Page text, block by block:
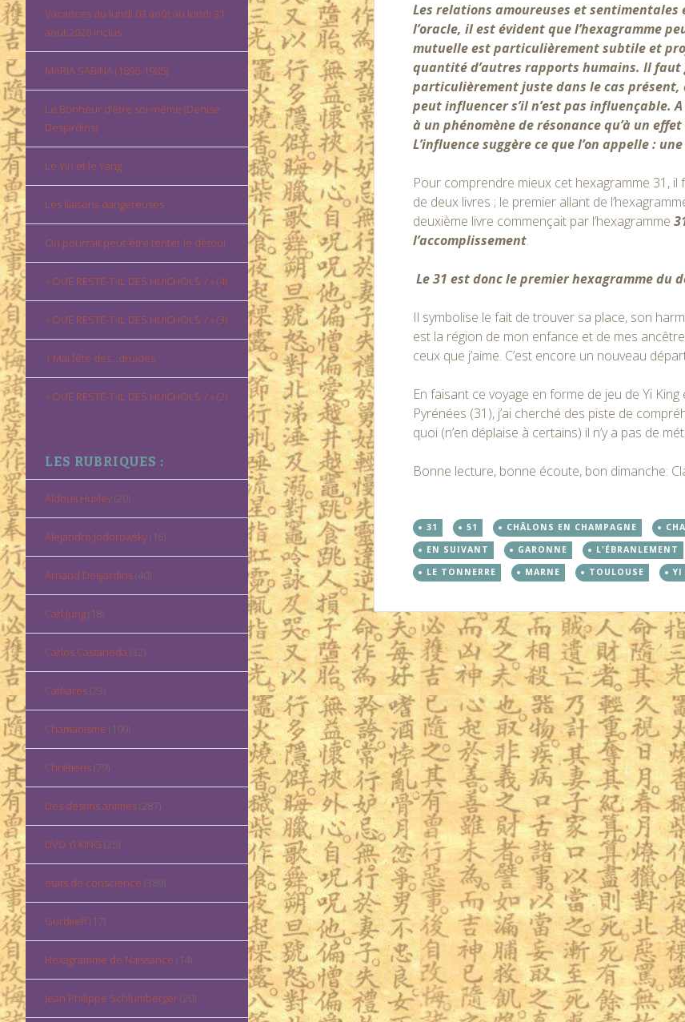
Vacances du lundi 03 août au lundi 31
août 2026 inclus
MARIA SABINA (1896-1985)
Le Bonheur d’être soi-même (Denise
Desjardins)
Le Yin et le Yang
Les liaisons dangereuses
On pourrait peut-être tenter le détour
« QUE RESTE-T-IL DES HUICHOLS ? » (4)
« QUE RESTE-T-IL DES HUICHOLS ? » (3)
1 Mai fête des…druides
« QUE RESTE-T-IL DES HUICHOLS ? » (2)
LES RUBRIQUES :
Aldous Huxley(20)
Alejandro Jodorowsky(16)
Arnaud Desjardins(40)
Carl Jung(18)
Carlos Castaneda (32)
Cathares(23)
Chamanisme (100)
Chrétiens(79)
Des destins animés(287)
DVD YI KING (25)
états de conscience (389)
Gurdjieff(17)
Hexagramme de Naissance (14)
Jean Philippe Schlumberger(20)
Les relations amoureuses et
l’oracle, il est évident que l’hexagramme
mutuelle est particulièrement subtile et
quantité d’autres rapports humains. Il
particulièrement juste dans le cas
peut influencer s’il n’est pas
à un phénomène de résonance qu’à un
L’influence suggère ce que l’on appelle :
Pour comprendre mieux cet hexagramme 31, il
de deux livres ; le premier allant de
deuxième livre commençait par l’hexagramme
l’accomplissement.
Le 31 est donc le premier hexagramme du
Il symbolise le fait de trouver sa place, son
est la région de mon enfance et de mes
ceux que j’aime. C’est encore un nouveau
En faisant ce voyage en forme de jeu de Yi
Pyrénées (31), j’ai cherché des piste de
quoi (n’en déplaise à certains) il n’y a pas de
Bonne lecture, bonne écoute, bon dimanche:
31 51 CHÂLONS EN CHAMPAGNE
EN SUIVANT
GARONNE L'ÉBRANLEMENT
LE TONNERRE
MARNE TOULOUSE YI